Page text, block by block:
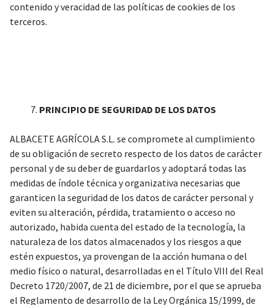
contenido y veracidad de las políticas de cookies de los
terceros.
PRINCIPIO DE SEGURIDAD DE LOS DATOS
ALBACETE AGRÍCOLA S.L. se compromete al cumplimiento
de su obligación de secreto respecto de los datos de carácter
personal y de su deber de guardarlos y adoptará todas las
medidas de índole técnica y organizativa necesarias que
garanticen la seguridad de los datos de carácter personal y
eviten su alteración, pérdida, tratamiento o acceso no
autorizado, habida cuenta del estado de la tecnología, la
naturaleza de los datos almacenados y los riesgos a que
estén expuestos, ya provengan de la acción humana o del
medio físico o natural, desarrolladas en el Título VIII del Real
Decreto 1720/2007, de 21 de diciembre, por el que se aprueba
el Reglamento de desarrollo de la Ley Orgánica 15/1999, de